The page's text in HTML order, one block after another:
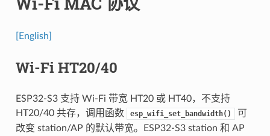
[English]
Wi-Fi HT20/40
ESP32-S3 支持 Wi-Fi 带宽 HT20 或 HT40，不支持
HT20/40 共存，调用函数
esp_wifi_set_bandwidth()
可
改变 station/AP 的默认带宽。ESP32-S3 station 和 AP